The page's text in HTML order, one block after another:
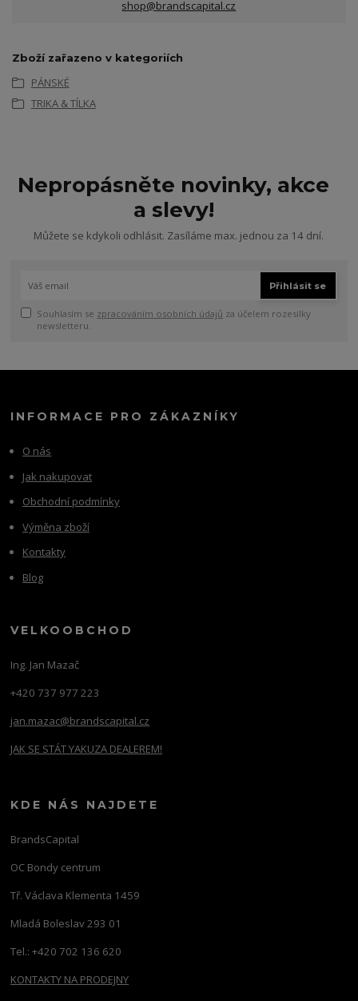
shop@brandscapital.cz
Zboží zařazeno v kategoriích
PÁNSKÉ
TRIKA & TÍLKA
Nepropásněte novinky, akce
a slevy!
Můžete se kdykoli odhlásit. Zasíláme max. jednou za 14 dní.
Přihlásit se
Souhlasím se zpracováním osobních údajů za účelem rozesílky
newsletteru.
INFORMACE PRO ZÁKAZNÍKY
O nás
Jak nakupovat
Obchodní podmínky
Výměna zboží
Kontakty
Blog
VELKOOBCHOD
Ing. Jan Mazač
+420 737 977 223
jan.mazac@brandscapital.cz
JAK SE STÁT YAKUZA DEALEREM!
KDE NÁS NAJDETE
BrandsCapital
OC Bondy centrum
Tř. Václava Klementa 1459
Mladá Boleslav 293 01
Tel.: +420 702 136 620
KONTAKTY NA PRODEJNY